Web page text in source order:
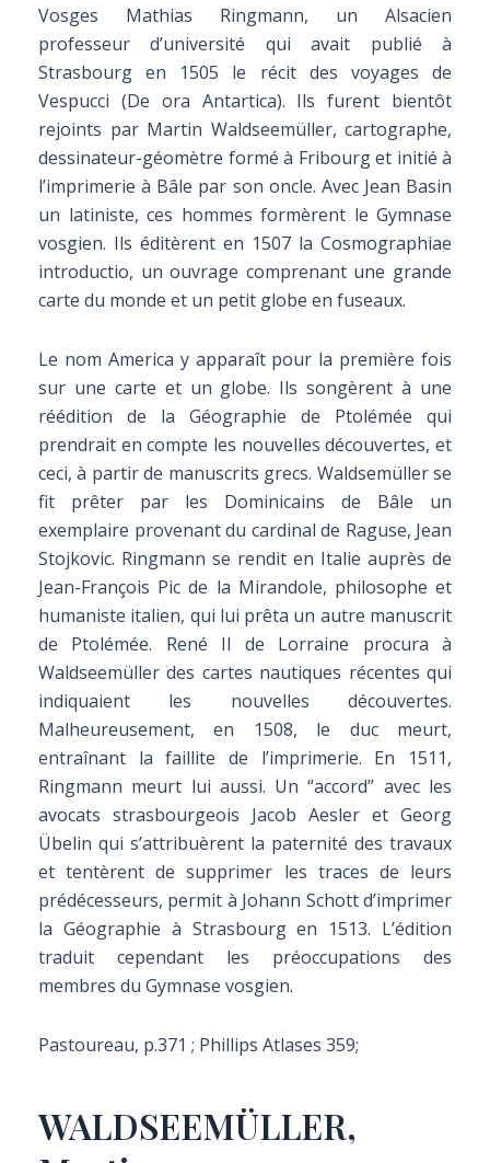
Vosges Mathias Ringmann, un Alsacien
professeur d’université qui avait publié à
Strasbourg en 1505 le récit des voyages de
Vespucci (De ora Antartica). Ils furent bientôt
rejoints par Martin Waldseemüller, cartographe,
dessinateur-géomètre formé à Fribourg et initié à
l’imprimerie à Bâle par son oncle. Avec Jean Basin
un latiniste, ces hommes formèrent le Gymnase
vosgien. Ils éditèrent en 1507 la Cosmographiae
introductio, un ouvrage comprenant une grande
carte du monde et un petit globe en fuseaux.
Le nom America y apparaît pour la première fois
sur une carte et un globe. Ils songèrent à une
réédition de la Géographie de Ptolémée qui
prendrait en compte les nouvelles découvertes, et
ceci, à partir de manuscrits grecs. Waldsemüller se
fit prêter par les Dominicains de Bâle un
exemplaire provenant du cardinal de Raguse, Jean
Stojkovic. Ringmann se rendit en Italie auprès de
Jean-François Pic de la Mirandole, philosophe et
humaniste italien, qui lui prêta un autre manuscrit
de Ptolémée. René II de Lorraine procura à
Waldseemüller des cartes nautiques récentes qui
indiquaient les nouvelles découvertes.
Malheureusement, en 1508, le duc meurt,
entraînant la faillite de l’imprimerie. En 1511,
Ringmann meurt lui aussi. Un “accord” avec les
avocats strasbourgeois Jacob Aesler et Georg
Übelin qui s’attribuèrent la paternité des travaux
et tentèrent de supprimer les traces de leurs
prédécesseurs, permit à Johann Schott d’imprimer
la Géographie à Strasbourg en 1513. L’édition
traduit cependant les préoccupations des
membres du Gymnase vosgien.
Pastoureau, p.371 ; Phillips Atlases 359;
WALDSEEMÜLLER,